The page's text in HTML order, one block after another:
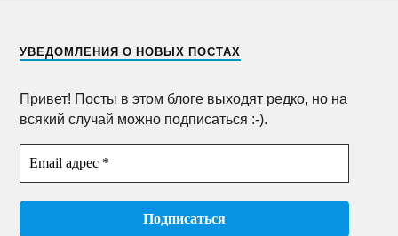
УВЕДОМЛЕНИЯ О НОВЫХ ПОСТАХ
Привет! Посты в этом блоге выходят редко, но на
всякий случай можно подписаться :-).